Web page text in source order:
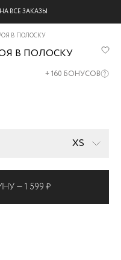
ВСЕ ЗАКАЗЫ
В ПОЛОСКУ
В ПОЛОСКУ
+160 БОНУСОВ
XS
— 1 599 ₽